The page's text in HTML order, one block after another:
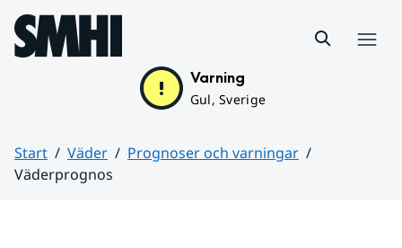
Hoppa till sidans innehåll
Varning
Gul, Sverige
Start Väder
Prognoser och varningar
Väderprognos